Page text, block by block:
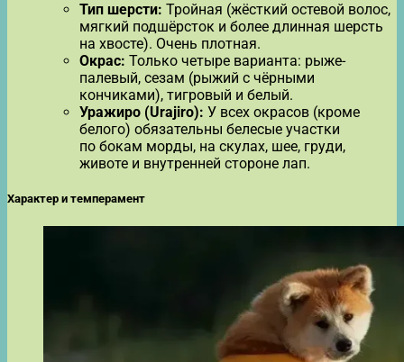
Тип шерсти: Тройная (жёсткий остевой волос,
мягкий подшёрсток и более длинная шерсть
на хвосте). Очень плотная.
Окрас: Только четыре варианта: рыже-
палевый, сезам (рыжий с чёрными
кончиками), тигровый и белый.
Уражиро (Urajiro): У всех окрасов (кроме
белого) обязательны белесые участки
по бокам морды, на скулах, шее, груди,
животе и внутренней стороне лап.
Характер и темперамент